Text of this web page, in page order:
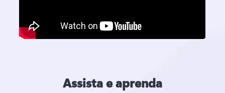
Assista e aprenda